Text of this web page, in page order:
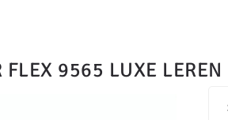
FLEX 9565 LUXE